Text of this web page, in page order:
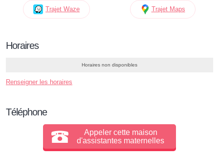
Trajet Waze Trajet Maps
Horaires
Horaires non disponibles
Renseigner les horaires
Téléphone
Appeler cette maison
d'assistantes maternelles